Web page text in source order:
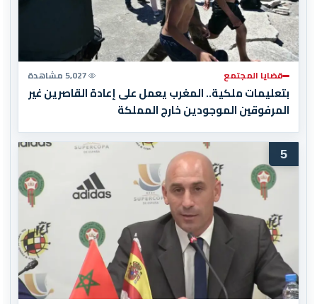
قضايا المجتمع 5,027 مشاهدة
بتعليمات ملكية.. المغرب يعمل على إعادة القاصرين غير
المرفوقين الموجودين خارج المملكة
5